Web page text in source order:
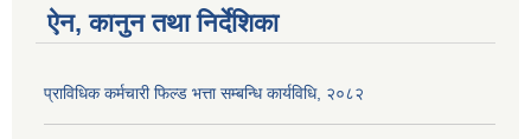
ऐन, कानुन तथा निर्देशिका
प्राविधिक कर्मचारी फिल्ड भत्ता सम्बन्धि कार्यविधि, २०८२